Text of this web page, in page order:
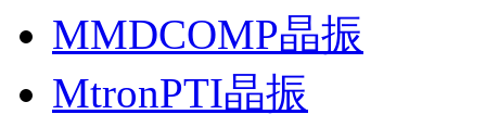
MMDCOMP晶振
MtronPTI晶振